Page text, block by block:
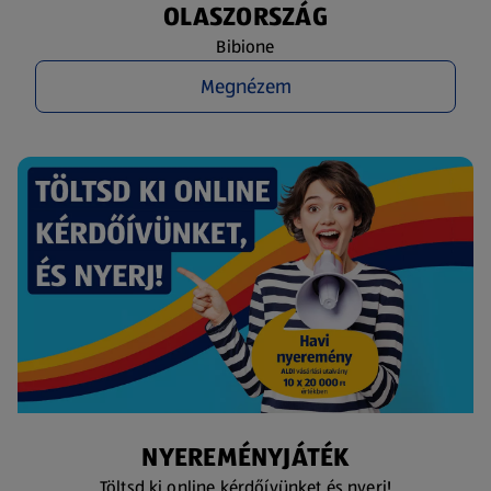
OLASZORSZÁG
Bibione
Megnézem
NYEREMÉNYJÁTÉK